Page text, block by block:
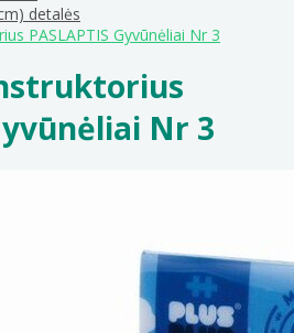
detalės
PASLAPTIS Gyvūnėliai Nr 3
Nr 3